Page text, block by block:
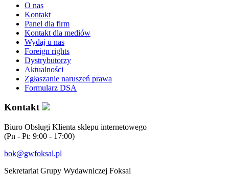
O nas
Kontakt
Panel dla firm
Kontakt dla mediów
Wydaj u nas
Foreign rights
Dystrybutorzy
Aktualności
Zgłaszanie naruszeń prawa
Formularz DSA
Kontakt
Biuro Obsługi Klienta sklepu internetowego
(Pn - Pt: 9:00 - 17:00)
bok@gwfoksal.pl
Sekretariat Grupy Wydawniczej Foksal